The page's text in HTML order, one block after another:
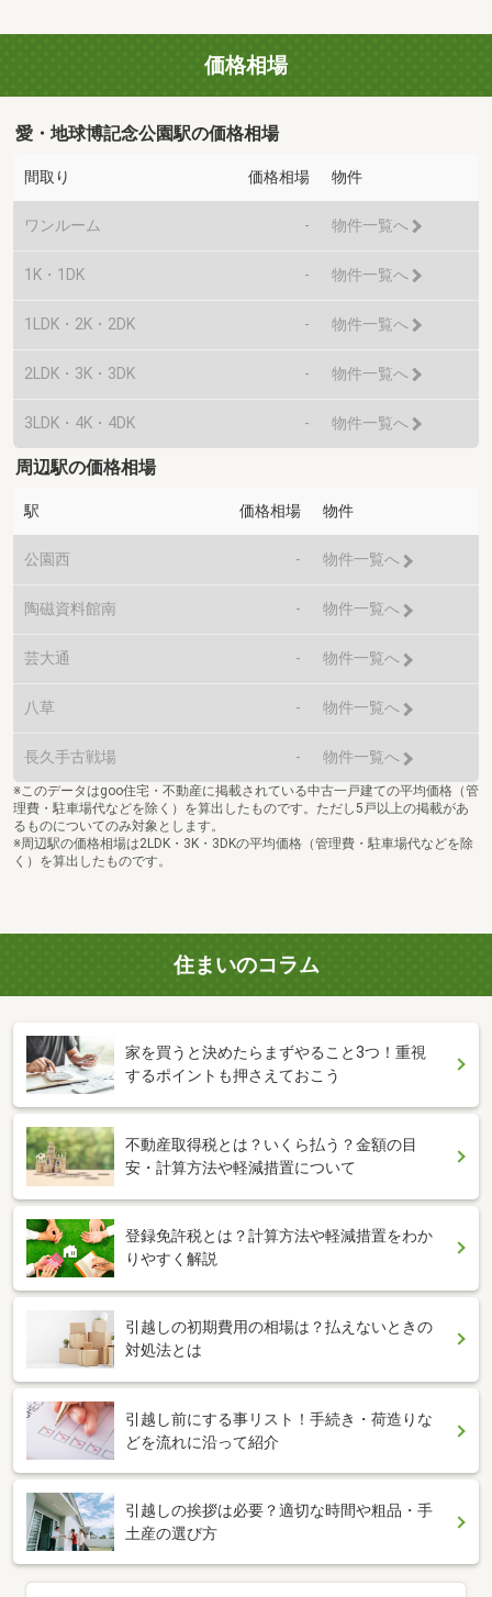
価格相場
愛・地球博記念公園駅の価格相場
間取り 価格相場 物件
ワンルーム - 物件一覧へ
1K・1DK - 物件一覧へ
1LDK・2K・2DK - 物件一覧へ
2LDK・3K・3DK - 物件一覧へ
3LDK・4K・4DK - 物件一覧へ
周辺駅の価格相場
駅 価格相場 物件
公園西 - 物件一覧へ
陶磁資料館南 - 物件一覧へ
芸大通 - 物件一覧へ
八草 - 物件一覧へ
長久手古戦場 - 物件一覧へ
※このデータはgoo住宅・不動産に掲載されている中古一戸建ての平均価格（管
理費・駐車場代などを除く）を算出したものです。ただし5戸以上の掲載があ
るものについてのみ対象とします。
※周辺駅の価格相場は2LDK・3K・3DKの平均価格（管理費・駐車場代などを除
く）を算出したものです。
住まいのコラム
家を買うと決めたらまずやること3つ！重視
するポイントも押さえておこう
不動産取得税とは？いくら払う？金額の目
安・計算方法や軽減措置について
登録免許税とは？計算方法や軽減措置をわか
りやすく解説
引越しの初期費用の相場は？払えないときの
対処法とは
引越し前にする事リスト！手続き・荷造りな
どを流れに沿って紹介
引越しの挨拶は必要？適切な時間や粗品・手
土産の選び方